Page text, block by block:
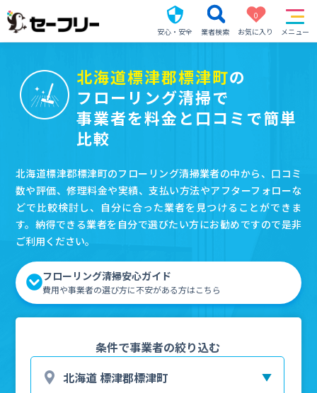
安心・安全 業者検索
0
お気に入り
メニュー
北海道標津郡標津町の
フローリング清掃で
事業者を料金と口コミで簡単
比較
北海道標津郡標津町のフローリング清掃業者の中から、口コミ
数や評価、修理料金や実績、支払い方法やアフターフォローな
どで比較検討し、自分に合った業者を見つけることができま
す。納得できる業者を自分で選びたい方にお勧めですので是非
ご利用ください。
フローリング清掃安心ガイド
費用や事業者の選び方に不安がある方はこちら
条件で事業者の絞り込む